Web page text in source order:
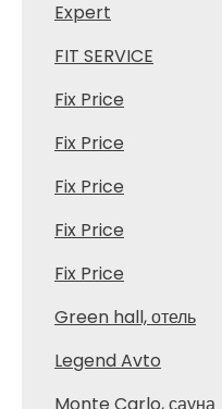
Expert
FIT SERVICE
Fix Price
Fix Price
Fix Price
Fix Price
Fix Price
Green hall, отель
Legend Avto